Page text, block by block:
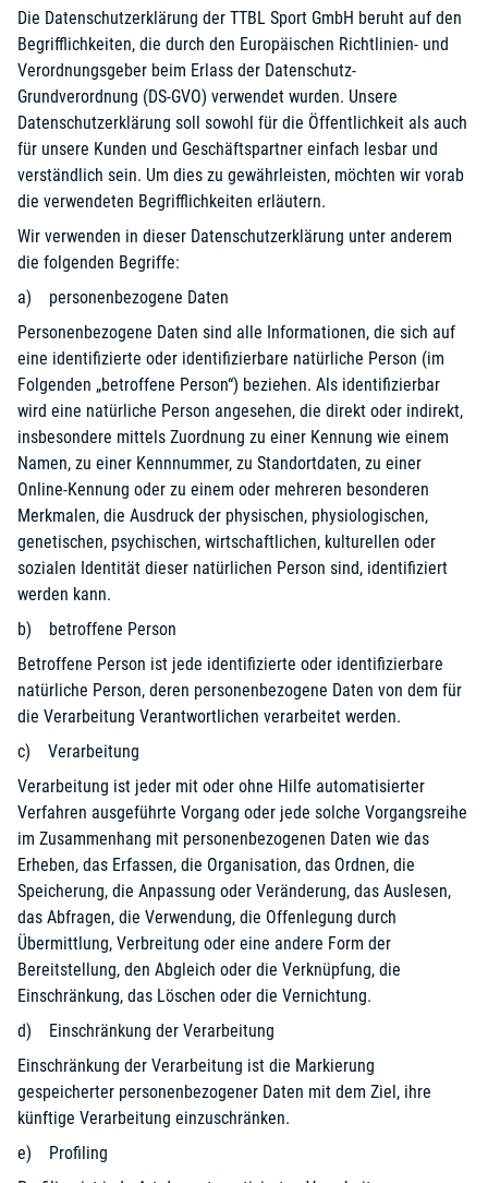
Die Datenschutzerklärung der TTBL Sport GmbH beruht auf den
Begrifflichkeiten, die durch den Europäischen Richtlinien- und
Verordnungsgeber beim Erlass der Datenschutz-
Grundverordnung (DS-GVO) verwendet wurden. Unsere
Datenschutzerklärung soll sowohl für die Öffentlichkeit als auch
für unsere Kunden und Geschäftspartner einfach lesbar und
verständlich sein. Um dies zu gewährleisten, möchten wir vorab
die verwendeten Begrifflichkeiten erläutern.
Wir verwenden in dieser Datenschutzerklärung unter anderem
die folgenden Begriffe:
a) personenbezogene Daten
Personenbezogene Daten sind alle Informationen, die sich auf
eine identifizierte oder identifizierbare natürliche Person (im
Folgenden „betroffene Person“) beziehen. Als identifizierbar
wird eine natürliche Person angesehen, die direkt oder indirekt,
insbesondere mittels Zuordnung zu einer Kennung wie einem
Namen, zu einer Kennnummer, zu Standortdaten, zu einer
Online-Kennung oder zu einem oder mehreren besonderen
Merkmalen, die Ausdruck der physischen, physiologischen,
genetischen, psychischen, wirtschaftlichen, kulturellen oder
sozialen Identität dieser natürlichen Person sind, identifiziert
werden kann.
b) betroffene Person
Betroffene Person ist jede identifizierte oder identifizierbare
natürliche Person, deren personenbezogene Daten von dem für
die Verarbeitung Verantwortlichen verarbeitet werden.
c) Verarbeitung
Verarbeitung ist jeder mit oder ohne Hilfe automatisierter
Verfahren ausgeführte Vorgang oder jede solche Vorgangsreihe
im Zusammenhang mit personenbezogenen Daten wie das
Erheben, das Erfassen, die Organisation, das Ordnen, die
Speicherung, die Anpassung oder Veränderung, das Auslesen,
das Abfragen, die Verwendung, die Offenlegung durch
Übermittlung, Verbreitung oder eine andere Form der
Bereitstellung, den Abgleich oder die Verknüpfung, die
Einschränkung, das Löschen oder die Vernichtung.
d) Einschränkung der Verarbeitung
Einschränkung der Verarbeitung ist die Markierung
gespeicherter personenbezogener Daten mit dem Ziel, ihre
künftige Verarbeitung einzuschränken.
e) Profiling